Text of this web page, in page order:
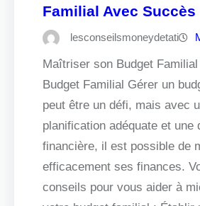
Familial Avec Succès
lesconseilsmoneydetati
Maîtriser son Budget
Budget Familial Gérer un
peut être un défi, mais avec
planification adéquate et une
financière, il est possible de
efficacement ses finances.
conseils pour vous aider à